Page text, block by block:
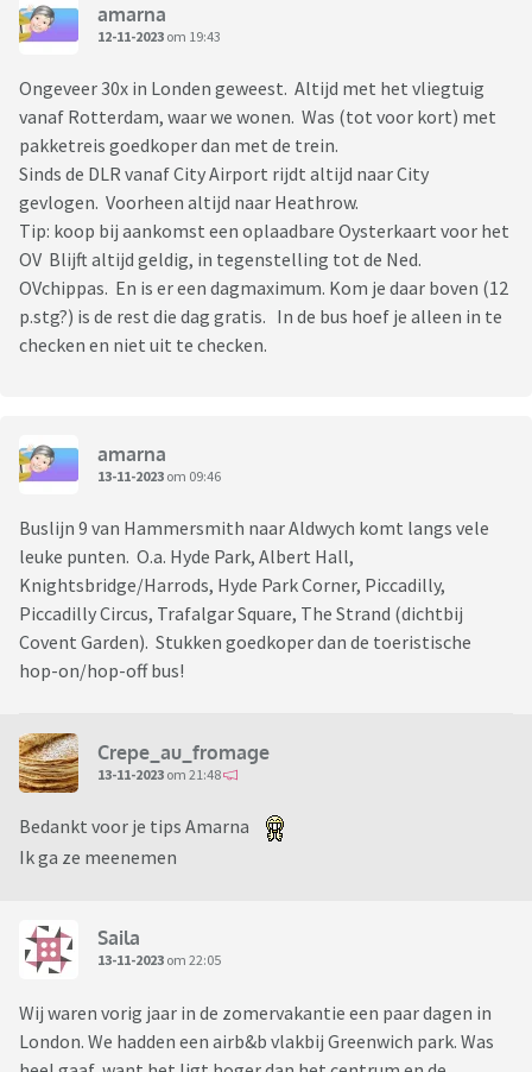
amarna
12-11-2023 om 19:43
Ongeveer 30x in Londen geweest. Altijd met het vliegtuig
vanaf Rotterdam, waar we wonen. Was (tot voor kort) met
pakketreis goedkoper dan met de trein.
Sinds de DLR vanaf City Airport rijdt altijd naar City
gevlogen. Voorheen altijd naar Heathrow.
Tip: koop bij aankomst een oplaadbare Oysterkaart voor het
OV Blijft altijd geldig, in tegenstelling tot de Ned.
OVchippas. En is er een dagmaximum. Kom je daar boven (12
p.stg?) is de rest die dag gratis. In de bus hoef je alleen in te
checken en niet uit te checken.
amarna
13-11-2023 om 09:46
Buslijn 9 van Hammersmith naar Aldwych komt langs vele
leuke punten. O.a. Hyde Park, Albert Hall,
Knightsbridge/Harrods, Hyde Park Corner, Piccadilly,
Piccadilly Circus, Trafalgar Square, The Strand (dichtbij
Covent Garden). Stukken goedkoper dan de toeristische
hop-on/hop-off bus!
Crepe_au_fromage
13-11-2023 om 21:48
Bedankt voor je tips Amarna
Ik ga ze meenemen
Saila
13-11-2023 om 22:05
Wij waren vorig jaar in de zomervakantie een paar dagen in
London. We hadden een airb&b vlakbij Greenwich park. Was